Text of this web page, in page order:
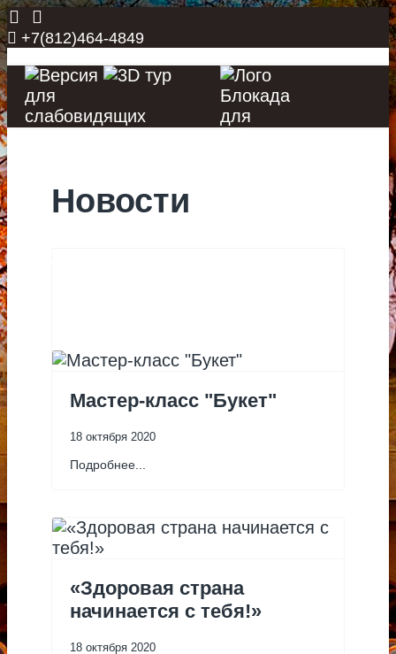
+7(812)464-4849
Новости
Мастер-класс "Букет"
18 октября 2020
Подробнее...
«Здоровая страна
начинается с тебя!»
18 октября 2020